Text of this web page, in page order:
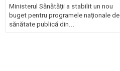
Ministerul Sănătății a stabilit un nou
buget pentru programele naționale de
sănătate publică din...